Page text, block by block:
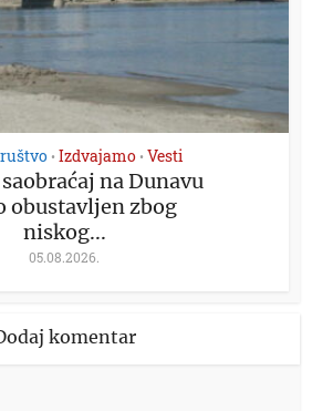
• Izdvajamo • Vesti
na Dunavu
obustavljen zbog
niskog...
05.08.2026.
komentar